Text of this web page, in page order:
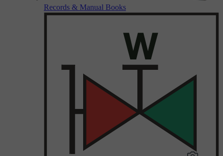
Records & Manual Books